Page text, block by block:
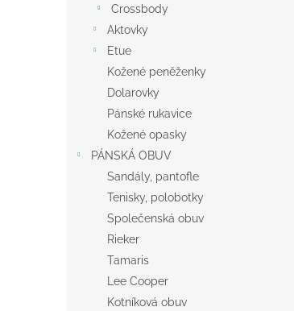
Crossbody
Aktovky
Etue
Kožené peněženky
Dolarovky
Pánské rukavice
Kožené opasky
PÁNSKÁ OBUV
Sandály, pantofle
Tenisky, polobotky
Společenská obuv
Rieker
Tamaris
Lee Cooper
Kotníková obuv